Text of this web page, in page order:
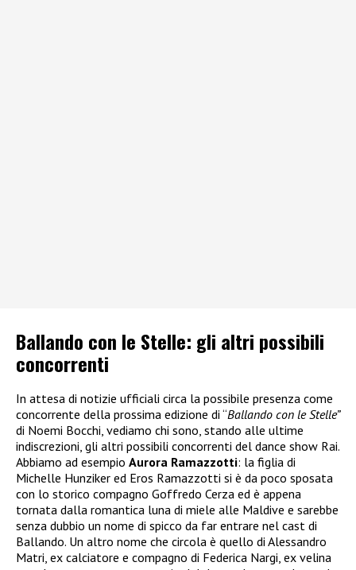
Ballando con le Stelle: gli altri possibili
concorrenti
In attesa di notizie ufficiali circa la possibile presenza come
concorrente della prossima edizione di “Ballando con le Stelle”
di Noemi Bocchi, vediamo chi sono, stando alle ultime
indiscrezioni, gli altri possibili concorrenti del dance show Rai.
Abbiamo ad esempio Aurora Ramazzotti: la figlia di
Michelle Hunziker ed Eros Ramazzotti si è da poco sposata
con lo storico compagno Goffredo Cerza ed è appena
tornata dalla romantica luna di miele alle Maldive e sarebbe
senza dubbio un nome di spicco da far entrare nel cast di
Ballando. Un altro nome che circola è quello di Alessandro
Matri, ex calciatore e compagno di Federica Nargi, ex velina